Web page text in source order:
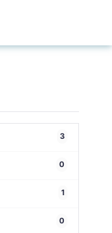
3
0
1
0